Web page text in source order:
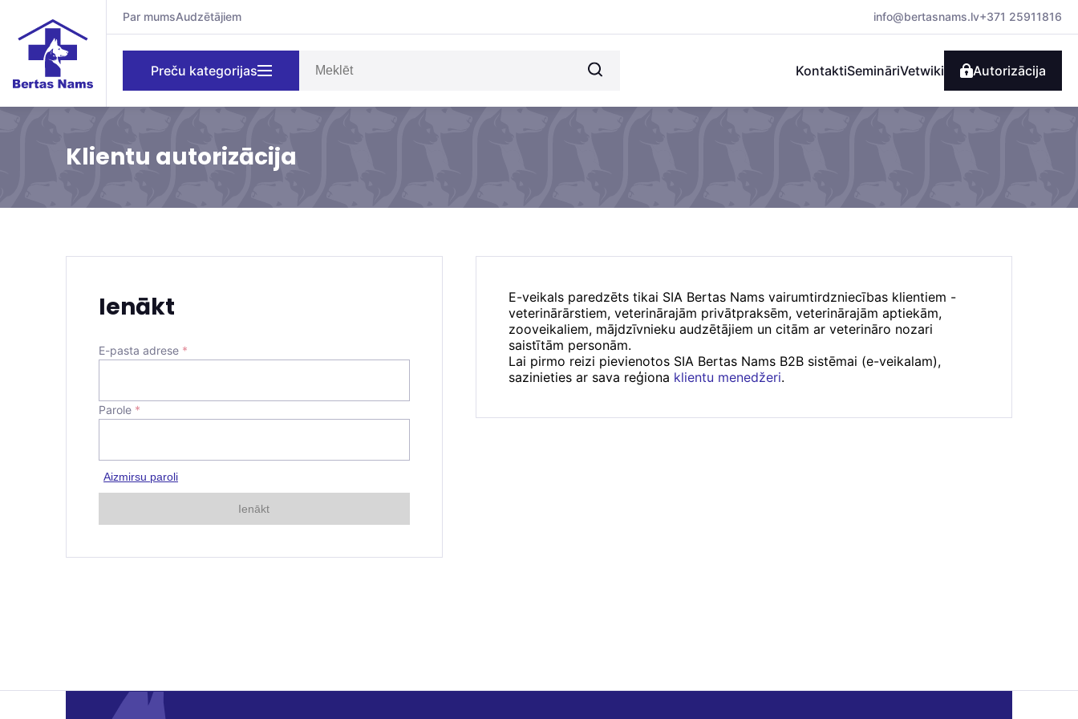
Par mumsAudzētājiem info@bertasnams.lv+371 25911816
Preču kategorijas KontaktiSemināriVetwiki Autorizācija
Klientu autorizācija
Ienākt
E-pasta adrese *
Parole *
Aizmirsu paroli
Ienākt
E-veikals paredzēts tikai SIA Bertas Nams vairumtirdzniecības klientiem -
veterinārārstiem, veterinārajām privātpraksēm, veterinārajām aptiekām,
zooveikaliem, mājdzīvnieku audzētājiem un citām ar veterināro nozari
saistītām personām.
Lai pirmo reizi pievienotos SIA Bertas Nams B2B sistēmai (e-veikalam),
sazinieties ar sava reģiona klientu menedžeri.